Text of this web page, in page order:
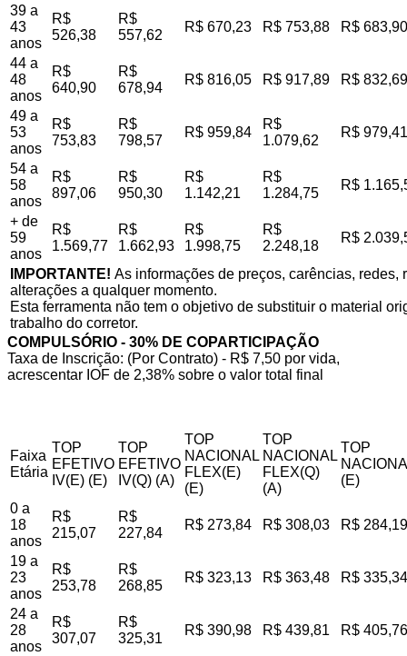
39 a
43
anos
R$
526,38
R$
557,62
R$ 670,23 R$ 753,88 R$ 683,90
44 a
48
anos
R$
640,90
R$
678,94
R$ 816,05 R$ 917,89 R$ 832,69
49 a
53
anos
R$
753,83
R$
798,57
R$ 959,84
R$
1.079,62
R$ 979,41
54 a
58
anos
R$
897,06
R$
950,30
R$
1.142,21
R$
1.284,75
R$
+ de
59
anos
R$
1.569,77
R$
1.662,93
R$
1.998,75
R$
2.248,18
R$
IMPORTANTE! As informações de preços, carências,
alterações a qualquer momento.
Esta ferramenta não tem o objetivo de substituir o material
trabalho do corretor.
COMPULSÓRIO - 30% DE COPARTICIPAÇÃO
Taxa de Inscrição: (Por Contrato) - R$ 7,50 por vida,
acrescentar IOF de 2,38% sobre o valor total final
Faixa
Etária
TOP
EFETIVO
IV(E) (E)
TOP
EFETIVO
IV(Q) (A)
TOP
NACIONAL
FLEX(E)
(E)
TOP
NACIONAL
FLEX(Q)
(A)
TOP
(E)
0 a
18
anos
R$
215,07
R$
227,84
R$ 273,84 R$ 308,03 R$ 284,19
19 a
23
anos
R$
253,78
R$
268,85
R$ 323,13 R$ 363,48 R$ 335,34
24 a
28
anos
R$
307,07
R$
325,31
R$ 390,98 R$ 439,81 R$ 405,76